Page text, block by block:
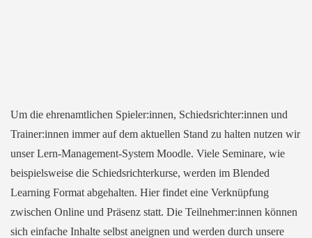
Um die ehrenamtlichen Spieler:innen, Schiedsrichter:innen und
Trainer:innen immer auf dem aktuellen Stand zu halten nutzen wir
unser Lern-Management-System Moodle. Viele Seminare, wie
beispielsweise die Schiedsrichterkurse, werden im Blended
Learning Format abgehalten. Hier findet eine Verknüpfung
zwischen Online und Präsenz statt. Die Teilnehmer:innen können
sich einfache Inhalte selbst aneignen und werden durch unsere